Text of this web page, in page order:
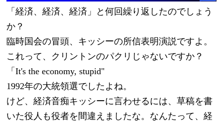
「経済、経済、経済」と何回繰り返したのでしょう
か？
臨時国会の冒頭、キッシーの所信表明演説ですよ。
これって、クリントンのパクリじゃないですか？
「It's the economy, stupid"
1992年の大統領選でしたよね。
けど、経済音痴キッシーに言わせるには、草稿を書
いた役人も役者を間違えましたな。なんたって、経